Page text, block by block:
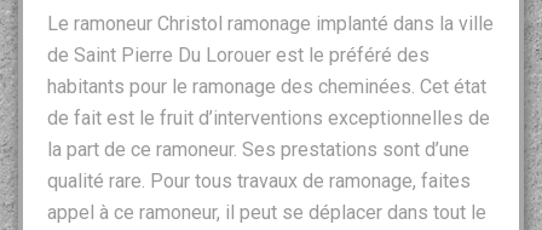
Le ramoneur Christol ramonage implanté dans la ville
de Saint Pierre Du Lorouer est le préféré des
habitants pour le ramonage des cheminées. Cet état
de fait est le fruit d’interventions exceptionnelles de
la part de ce ramoneur. Ses prestations sont d’une
qualité rare. Pour tous travaux de ramonage, faites
appel à ce ramoneur, il peut se déplacer dans tout le